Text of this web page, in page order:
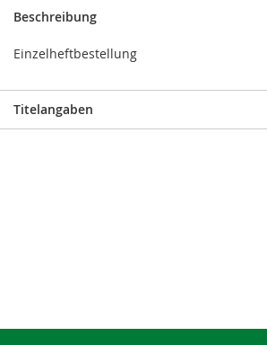
Beschreibung
Einzelheftbestellung
Titelangaben